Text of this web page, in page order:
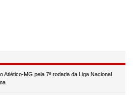
Atlético-MG pela 7ª rodada da Liga Nacional